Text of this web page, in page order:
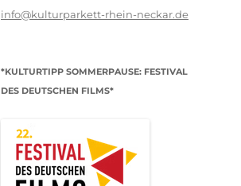
info@kulturparkett-rhein-neckar.de
*KULTURTIPP SOMMERPAUSE: FESTIVAL
DES DEUTSCHEN FILMS*